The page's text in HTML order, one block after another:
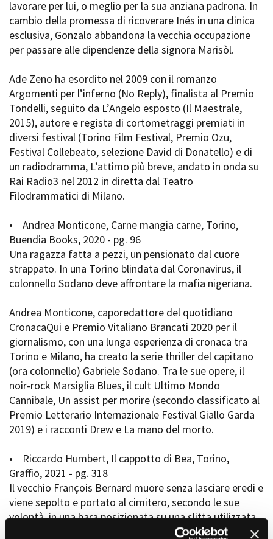
lavorare per lui, o meglio per la sua anziana padrona. In
cambio della promessa di ricoverare Inés in una clinica
esclusiva, Gonzalo abbandona la vecchia occupazione
per passare alle dipendenze della signora Marisòl.
Ade Zeno ha esordito nel 2009 con il romanzo
Argomenti per l’inferno (No Reply), finalista al Premio
Tondelli, seguito da L’Angelo esposto (Il Maestrale,
2015), autore e regista di cortometraggi premiati in
diversi festival (Torino Film Festival, Premio Ozu,
Festival Collebeato, selezione David di Donatello) e di
un radiodramma, L’attimo più breve, andato in onda su
Rai Radio3 nel 2012 in diretta dal Teatro
Filodrammatici di Milano.
• Andrea Monticone, Carne mangia carne, Torino,
Buendia Books, 2020 - pg. 96
Una ragazza fatta a pezzi, un pensionato dal cuore
strappato. In una Torino blindata dal Coronavirus, il
colonnello Sodano deve affrontare la mafia nigeriana.
Andrea Monticone, caporedattore del quotidiano
CronacaQui e Premio Vitaliano Brancati 2020 per il
giornalismo, con una lunga esperienza di cronaca tra
Torino e Milano, ha creato la serie thriller del capitano
(ora colonnello) Gabriele Sodano. Tra le sue opere, il
noir-rock Marsiglia Blues, il cult Ultimo Mondo
Cannibale, Un assist per morire (secondo classificato al
Premio Letterario Internazionale Festival Giallo Garda
2019) e i racconti Drew e La mano del morto.
• Riccardo Humbert, Il cappotto di Bea, Torino,
Graffio, 2021 - pg. 318
Il vecchio François Bernard muore senza lasciare eredi e
viene sepolto e portato al cimitero, secondo le sue
volontà, in una bara posizionata su una slitta utilizzata
pe il trasporto del fieno e della legna. Siamo in pieno